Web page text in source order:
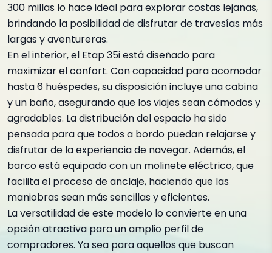
300 millas lo hace ideal para explorar costas lejanas,
brindando la posibilidad de disfrutar de travesías más
largas y aventureras.
En el interior, el Etap 35i está diseñado para
maximizar el confort. Con capacidad para acomodar
hasta 6 huéspedes, su disposición incluye una cabina
y un baño, asegurando que los viajes sean cómodos y
agradables. La distribución del espacio ha sido
pensada para que todos a bordo puedan relajarse y
disfrutar de la experiencia de navegar. Además, el
barco está equipado con un molinete eléctrico, que
facilita el proceso de anclaje, haciendo que las
maniobras sean más sencillas y eficientes.
La versatilidad de este modelo lo convierte en una
opción atractiva para un amplio perfil de
compradores. Ya sea para aquellos que buscan